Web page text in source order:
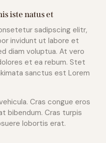
iste natus et
sadipscing elitr,
invidunt ut labore et
diam voluptua. At vero
et ea rebum. Stet
sanctus est Lorem
Cras congue eros
bibendum. Cras turpis
lobortis erat.